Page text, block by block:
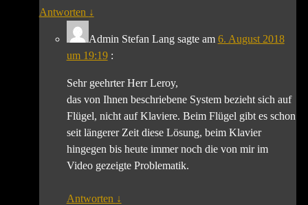
Antworten ↓
Admin Stefan Langsagte am 6. August 2018
um 19:19 :
Sehr geehrter Herr Leroy,
das von Ihnen beschriebene System bezieht sich auf
Flügel, nicht auf Klaviere. Beim Flügel gibt es schon
seit längerer Zeit diese Lösung, beim Klavier
hingegen bis heute immer noch die von mir im
Video gezeigte Problematik.
Antworten ↓